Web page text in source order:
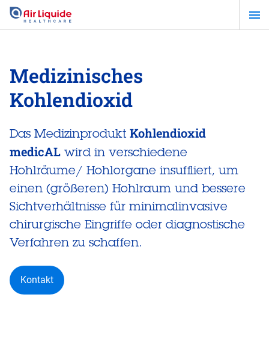
Zum
Hauptinhalt
Medizinisches
Kohlendioxid
Das Medizinprodukt Kohlendioxid
medicAL wird in verschiedene
Hohlräume/ Hohlorgane insuffliert, um
einen (größeren) Hohlraum und bessere
Sichtverhältnisse für minimalinvasive
chirurgische Eingriffe oder diagnostische
Verfahren zu schaffen.
Kontakt